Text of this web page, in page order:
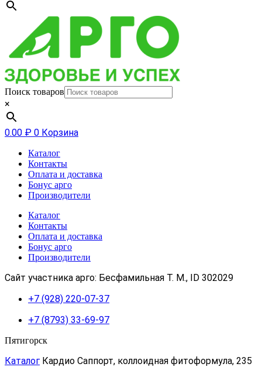
Поиск товаров
×
0.00 ₽ 0 Корзина
Каталог
Контакты
Оплата и доставка
Бонус арго
Производители
Каталог
Контакты
Оплата и доставка
Бонус арго
Производители
Сайт участника арго: Бесфамильная Т. М., ID 302029
+7 (928) 220-07-37
+7 (8793) 33-69-97
Пятигорск
Каталог Кардио Саппорт, коллоидная фитоформула, 235